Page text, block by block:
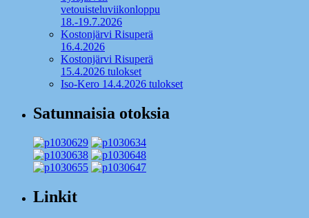
vetouisteluviikonloppu
18.-19.7.2026
Kostonjärvi Risuperä
16.4.2026
Kostonjärvi Risuperä
15.4.2026 tulokset
Iso-Kero 14.4.2026 tulokset
Satunnaisia otoksia
Linkit